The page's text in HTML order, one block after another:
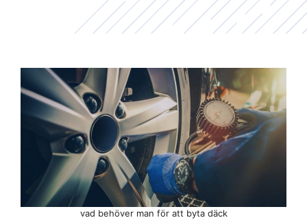
vad behöver man för att byta däck